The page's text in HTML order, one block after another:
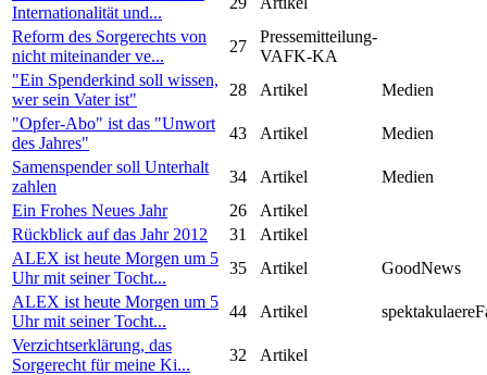
Internationalität und...
Reform des Sorgerechts von
nicht miteinander ve...
27
Pressemitteilung-
VAFK-KA
"Ein Spenderkind soll wissen,
wer sein Vater ist"
28 Artikel
Medien
"Opfer-Abo" ist das "Unwort
des Jahres"
43 Artikel
Medien
Samenspender soll Unterhalt
zahlen
34 Artikel
Medien
Ein Frohes Neues Jahr
26
Artikel
Rückblick auf das Jahr 2012
31
Artikel
ALEX ist heute Morgen um 5
Uhr mit seiner Tocht...
35 Artikel
GoodNews
ALEX ist heute Morgen um 5
Uhr mit seiner Tocht...
44 Artikel
Verzichtserklärung, das
Sorgerecht für meine Ki...
32
Artikel